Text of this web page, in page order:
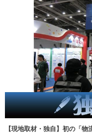
【現地取材・独自】初の「